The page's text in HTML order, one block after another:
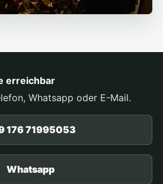
erreichbar
Whatsapp oder E-Mail.
176 71995053
Whatsapp